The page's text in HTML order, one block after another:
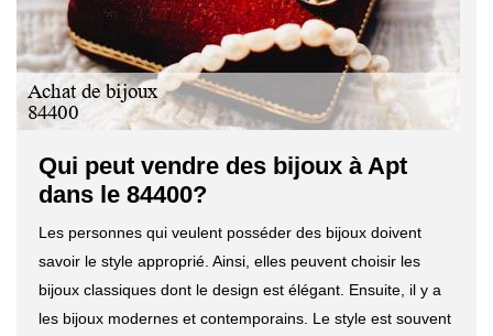
Qui peut vendre des bijoux à Apt
dans le 84400?
Les personnes qui veulent posséder des bijoux doivent
savoir le style approprié. Ainsi, elles peuvent choisir les
bijoux classiques dont le design est élégant. Ensuite, il y a
les bijoux modernes et contemporains. Le style est souvent